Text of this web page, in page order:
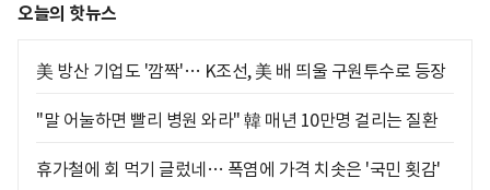
오늘의 핫뉴스
美 방산 기업도 '깜짝'… K조선, 美 배 띄울 구원투수로 등장
"말 어눌하면 빨리 병원 와라" 韓 매년 10만명 걸리는 질환
휴가철에 회 먹기 글렀네… 폭염에 가격 치솟은 '국민 횟감'